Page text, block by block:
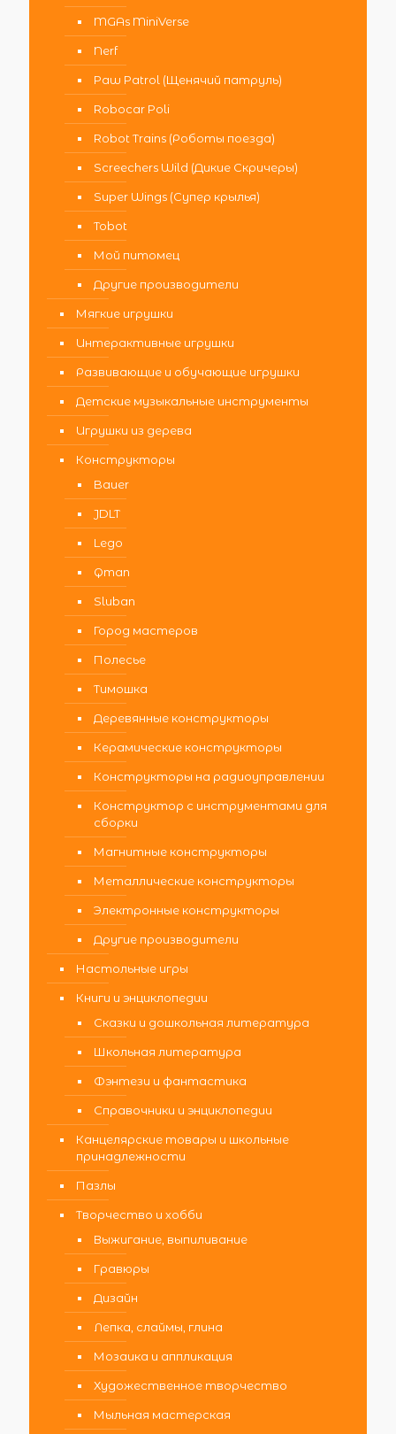
MGAs MiniVerse
Nerf
Paw Patrol (Щенячий патруль)
Robocar Poli
Robot Trains (Роботы поезда)
Screechers Wild (Дикие Скричеры)
Super Wings (Супер крылья)
Tobot
Мой питомец
Другие производители
Мягкие игрушки
Интерактивные игрушки
Развивающие и обучающие игрушки
Детские музыкальные инструменты
Игрушки из дерева
Конструкторы
Bauer
JDLT
Lego
Qman
Sluban
Город мастеров
Полесье
Тимошка
Деревянные конструкторы
Керамические конструкторы
Конструкторы на радиоуправлении
Конструктор с инструментами для
сборки
Магнитные конструкторы
Металлические конструкторы
Электронные конструкторы
Другие производители
Настольные игры
Книги и энциклопедии
Сказки и дошкольная литература
Школьная литература
Фэнтези и фантастика
Справочники и энциклопедии
Канцелярские товары и школьные
принадлежности
Пазлы
Творчество и хобби
Выжигание, выпиливание
Гравюры
Дизайн
Лепка, слаймы, глина
Мозаика и аппликация
Художественное творчество
Мыльная мастерская